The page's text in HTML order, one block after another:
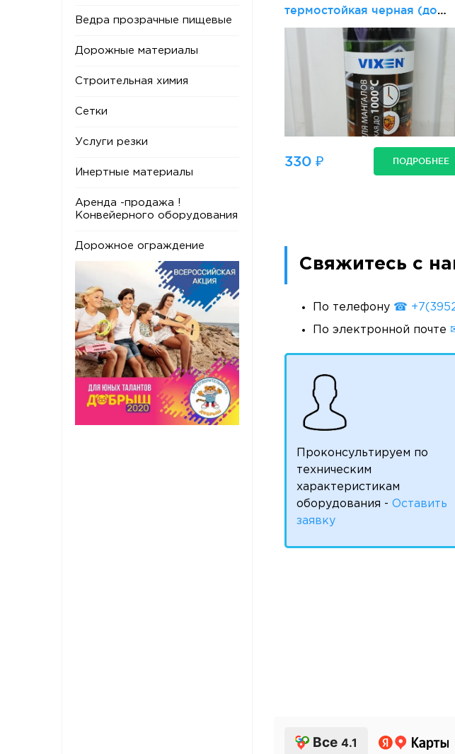
Ведра прозрачные пищевые
Дорожные материалы
Строительная химия
Сетки
Услуги резки
Инертные материалы
Аренда -продажа !
Конвейерного оборудования
Дорожное ограждение
термостойкая черная (до
1000С 520 мл VIXEN
330 ₽ ПОДРОБНЕЕ
Свяжитесь с
По телефону ☎
По электронной почте
Проконсультируем по
техническим
характеристикам
оборудования - Оставить
заявку
Все 4.1